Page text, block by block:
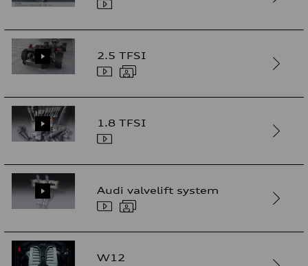
2.5 TFSI
1.8 TFSI
Audi valvelift system
W12